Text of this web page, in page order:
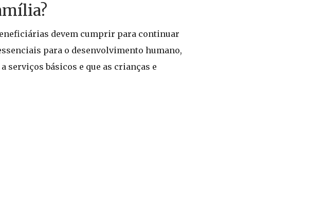
devem cumprir para continuar
para o desenvolvimento humano,
serviços básicos e que as crianças e